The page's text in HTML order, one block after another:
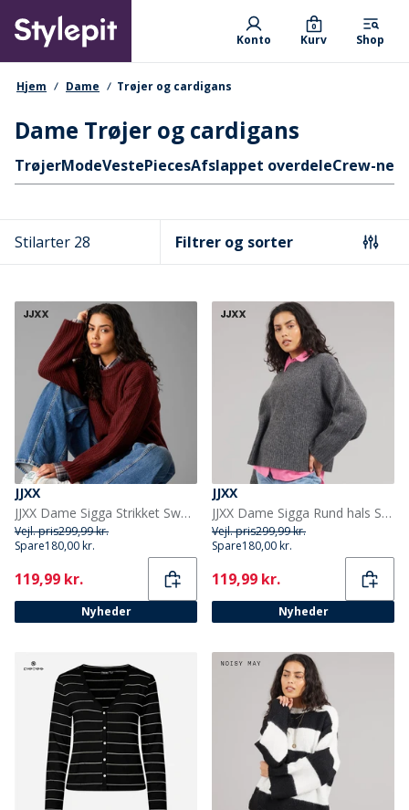
main
content
Primary departments
Konto Kurv
0
Shop
navigationssti
Hjem Dame Trøjer og cardigans
Dame Trøjer og cardigans
Hurtige links
TrøjerModeVestePiecesAfslappet overdeleCrew-
Stilarter 28 Filtrer og sorter
JJXX
JJXX Dame Sigga Strikket Sweater Cabernet
Vejl. pris299,99 kr.
Spare180,00 kr.
Current
119,99 kr.
Nyheder
JJXX
JJXX Dame Sigga Rund hals Strik Sweater Dark Grey Melange
Vejl. pris299,99 kr.
Spare180,00 kr.
Current
119,99 kr.
Nyheder